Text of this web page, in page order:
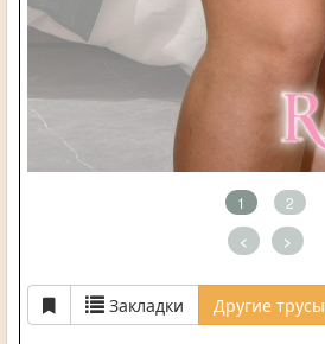
1 2
< >
Закладки Другие трусы